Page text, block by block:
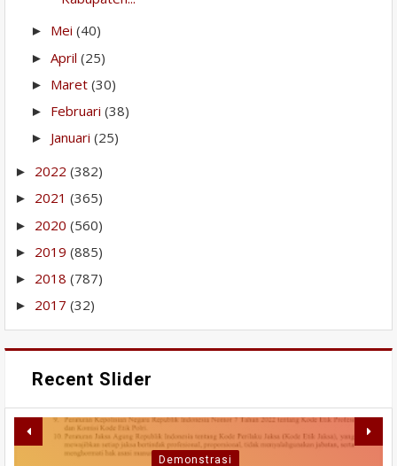
► Mei (40)
► April (25)
► Maret (30)
► Februari (38)
► Januari (25)
► 2022 (382)
► 2021 (365)
► 2020 (560)
► 2019 (885)
► 2018 (787)
► 2017 (32)
Recent Slider
Demonstrasi